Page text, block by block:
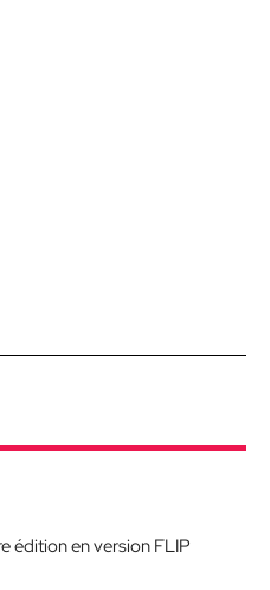
édition en version FLIP